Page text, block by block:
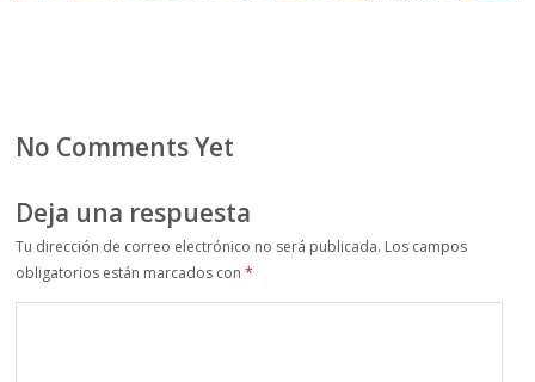
No Comments Yet
Deja una respuesta
Tu dirección de correo electrónico no será publicada. Los campos
obligatorios están marcados con*